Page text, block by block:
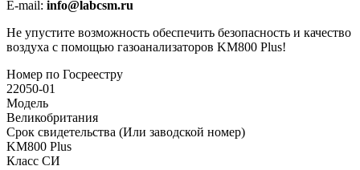
E-mail: info@labcsm.ru
Не упустите возможность обеспечить безопасность и качество
воздуха с помощью газоанализаторов KM800 Plus!
Номер по Госреестру
22050-01
Модель
Великобритания
Срок свидетельства (Или заводской номер)
KM800 Plus
Класс СИ